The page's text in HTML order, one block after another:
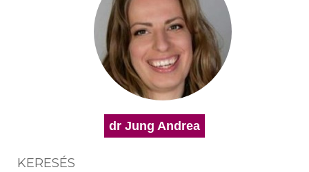
dr Jung Andrea
KERESÉS